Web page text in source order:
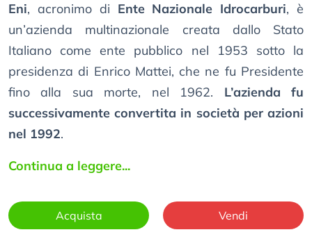
Eni, acronimo di Ente Nazionale Idrocarburi, è
un’azienda multinazionale creata dallo Stato
Italiano come ente pubblico nel 1953 sotto la
presidenza di Enrico Mattei, che ne fu Presidente
fino alla sua morte, nel 1962. L’azienda fu
successivamente convertita in società per azioni
nel 1992.
Continua a leggere...
Acquista Vendi